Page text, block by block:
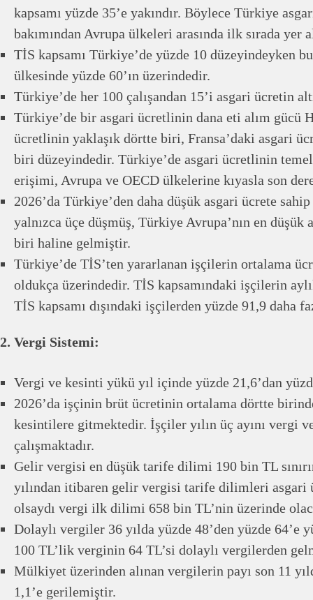
kapsamı yüzde 35’e yakındır. Böylece Türkiye
bakımından Avrupa ülkeleri arasında ilk sırada yer
TİS kapsamı Türkiye’de yüzde 10 düzeyindeyken
ülkesinde yüzde 60’ın üzerindedir.
Türkiye’de her 100 çalışandan 15’i asgari ücretin
Türkiye’de bir asgari ücretlinin dana eti alım gücü
ücretlinin yaklaşık dörtte biri, Fransa’daki asgari
biri düzeyindedir. Türkiye’de asgari ücretlinin
erişimi, Avrupa ve OECD ülkelerine kıyasla son
2026’da Türkiye’den daha düşük asgari ücrete
yalnızca üçe düşmüş, Türkiye Avrupa’nın en
biri haline gelmiştir.
Türkiye’de TİS’ten yararlanan işçilerin ortalama
oldukça üzerindedir. TİS kapsamındaki işçilerin
TİS kapsamı dışındaki işçilerden yüzde 91,9 daha
2. Vergi Sistemi:
Vergi ve kesinti yükü yıl içinde yüzde 21,6’dan
2026’da işçinin brüt ücretinin ortalama dörtte
kesintilere gitmektedir. İşçiler yılın üç ayını vergi
çalışmaktadır.
Gelir vergisi en düşük tarife dilimi 190 bin TL
yılından itibaren gelir vergisi tarife dilimleri asgari
olsaydı vergi ilk dilimi 658 bin TL’nin üzerinde
Dolaylı vergiler 36 yılda yüzde 48’den yüzde 64’e
100 TL’lik verginin 64 TL’si dolaylı vergilerden
Mülkiyet üzerinden alınan vergilerin payı son 11
1,1’e gerilemiştir.